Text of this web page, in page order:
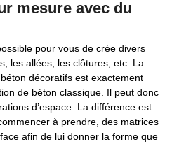
mesure avec du
pour vous de crée divers
les allées, les clôtures, etc. La
décoratifs est exactement
de béton classique. Il peut donc
d’espace. La différence est
à prendre, des matrices
afin de lui donner la forme que